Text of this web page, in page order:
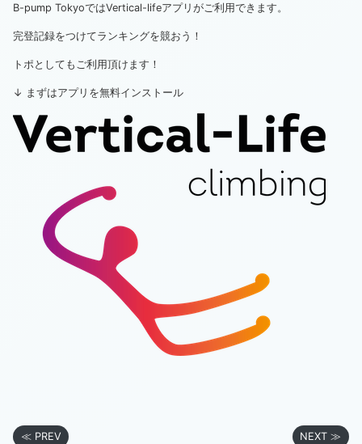
B-pump TokyoではVertical-lifeアプリがご利用できます。
完登記録をつけてランキングを競おう！
トポとしてもご利用頂けます！
↓ まずはアプリを無料インストール
≪ PREV NEXT ≫